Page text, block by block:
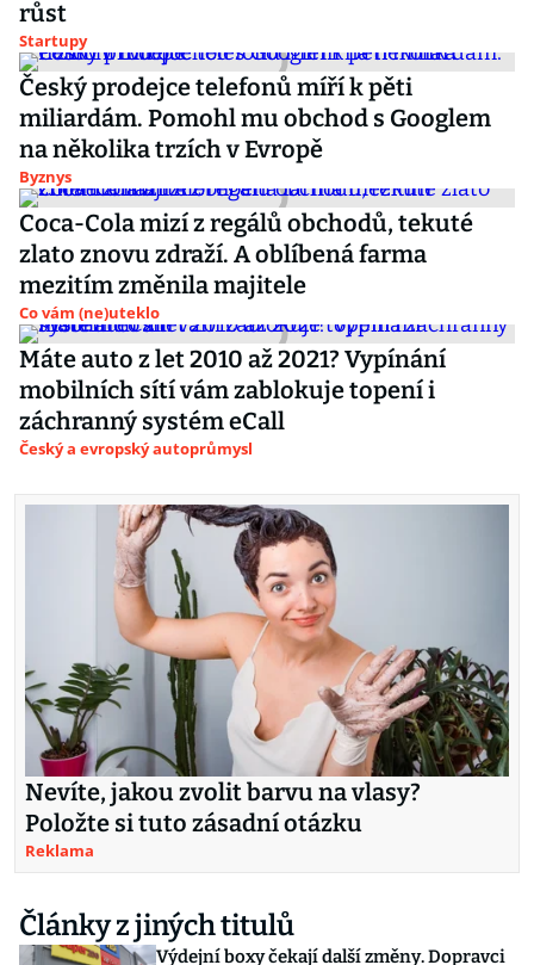
růst
Startupy
Český prodejce telefonů míří k pěti
miliardám. Pomohl mu obchod s Googlem
na několika trzích v Evropě
Byznys
Coca-Cola mizí z regálů obchodů, tekuté
zlato znovu zdraží. A oblíbená farma
mezitím změnila majitele
Co vám (ne)uteklo
Máte auto z let 2010 až 2021? Vypínání
mobilních sítí vám zablokuje topení i
záchranný systém eCall
Český a evropský autoprůmysl
Nevíte, jakou zvolit barvu na vlasy?
Položte si tuto zásadní otázku
Reklama
Články z jiných titulů
Výdejní boxy čekají další změny. Dopravci